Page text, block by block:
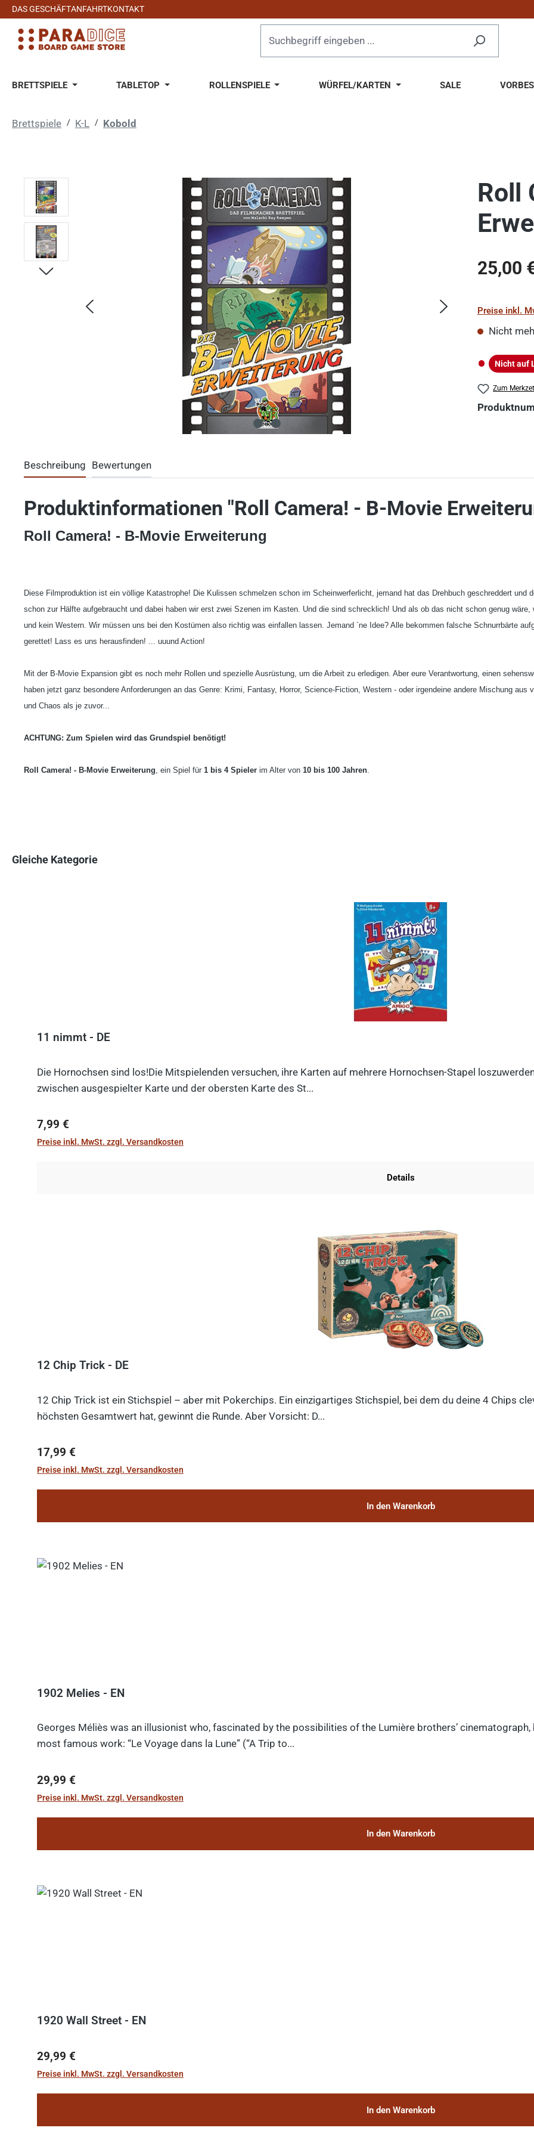
Hauptinhalt springen
Zur Suche springen
Zur Hauptnavigation springen
DAS GESCHÄFTANFAHRTKONTAKT
BRETTSPIELE TABLETOP ROLLENSPIELE WÜRFEL/KARTEN SALE
Brettspiele / K-L / Kobold
Bildergalerie überspringen
Roll
Regulärer
25,00
Preise inkl.
Nicht
Nicht auf
Nicht auf
Zum
Beschreibung Bewertungen
Produktinformationen "Roll Camera! - B-Movie
Roll Camera! - B-Movie Erweiterung
Diese Filmproduktion ist ein völlige Katastrophe! Die Kulissen schmelzen schon im Scheinwerferlicht, jemand hat das Drehbuch geschreddert und
schon zur Hälfte aufgebraucht und dabei haben wir erst zwei Szenen im Kasten. Und die sind schrecklich! Und als ob das nicht schon genug
und kein Western. Wir müssen uns bei den Kostümen also richtig was einfallen lassen. Jemand ´ne Idee? Alle bekommen falsche Schnurrbärte
gerettet! Lass es uns herausfinden! ... uuund Action!
Mit der B-Movie Expansion gibt es noch mehr Rollen und spezielle Ausrüstung, um die Arbeit zu erledigen. Aber eure Verantwortung, einen
haben jetzt ganz besondere Anforderungen an das Genre: Krimi, Fantasy, Horror, Science-Fiction, Western - oder irgendeine andere Mischung
und Chaos als je zuvor...
ACHTUNG: Zum Spielen wird das Grundspiel benötigt!
Roll Camera! - B-Movie Erweiterung, ein Spiel für 1 bis 4 Spieler im Alter von 10 bis 100 Jahren.
Gleiche Kategorie
11 nimmt - DE
Die Hornochsen sind los!Die Mitspielenden versuchen, ihre Karten auf mehrere Hornochsen-Stapel
zwischen ausgespielter Karte und der obersten Karte des St...
Regulärer Preis:
7,99 €
Preise inkl. MwSt. zzgl. Versandkosten
Details
12 Chip Trick - DE
12 Chip Trick ist ein Stichspiel – aber mit Pokerchips. Ein einzigartiges Stichspiel, bei dem du deine 4 Chips
höchsten Gesamtwert hat, gewinnt die Runde. Aber Vorsicht: D...
Regulärer Preis:
17,99 €
Preise inkl. MwSt. zzgl. Versandkosten
In den Warenkorb
1902 Melies - EN
Georges Méliès was an illusionist who, fascinated by the possibilities of the Lumière brothers’
most famous work: “Le Voyage dans la Lune” (“A Trip to...
Regulärer Preis:
29,99 €
Preise inkl. MwSt. zzgl. Versandkosten
In den Warenkorb
1920 Wall Street - EN
Regulärer Preis:
29,99 €
Preise inkl. MwSt. zzgl. Versandkosten
In den Warenkorb